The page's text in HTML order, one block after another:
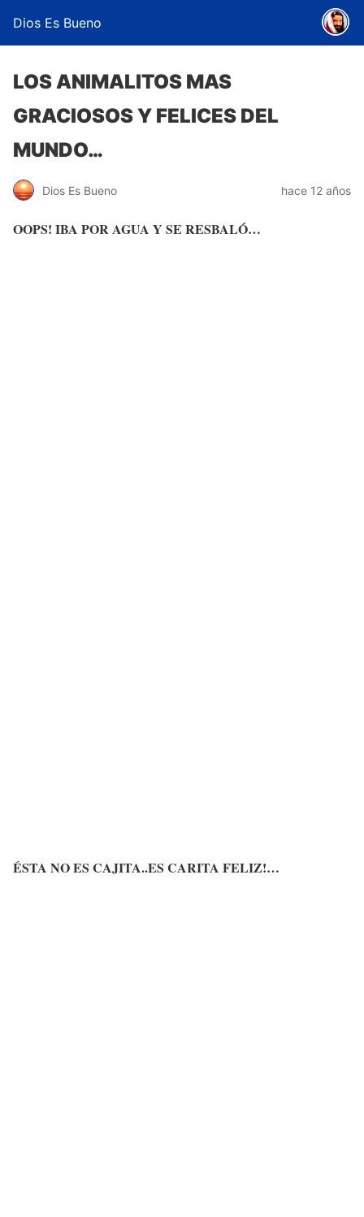
Dios Es Bueno
LOS ANIMALITOS MAS
GRACIOSOS Y FELICES DEL
MUNDO…
Dios Es Bueno hace 12 años
OOPS! IBA POR AGUA Y SE RESBALÓ…
ÉSTA NO ES CAJITA..ES CARITA FELIZ!…